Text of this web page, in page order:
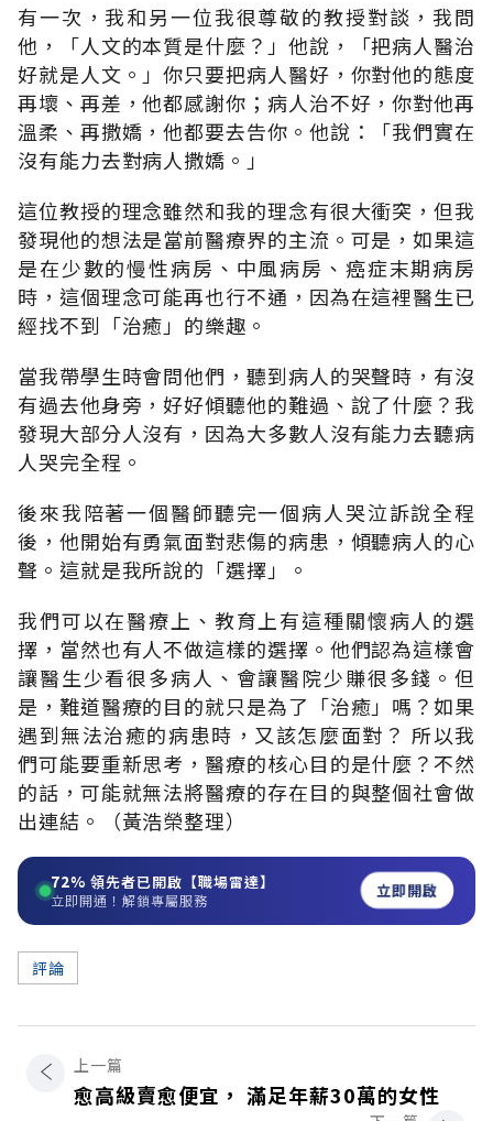
有一次，我和另一位我很尊敬的教授對談，我問
他，「人文的本質是什麼？」他說，「把病人醫治
好就是人文。」你只要把病人醫好，你對他的態度
再壞、再差，他都感謝你；病人治不好，你對他再
溫柔、再撒嬌，他都要去告你。他說：「我們實在
沒有能力去對病人撒嬌。」
這位教授的理念雖然和我的理念有很大衝突，但我
發現他的想法是當前醫療界的主流。可是，如果這
是在少數的慢性病房、中風病房、癌症末期病房
時，這個理念可能再也行不通，因為在這裡醫生已
經找不到「治癒」的樂趣。
當我帶學生時會問他們，聽到病人的哭聲時，有沒
有過去他身旁，好好傾聽他的難過、說了什麼？我
發現大部分人沒有，因為大多數人沒有能力去聽病
人哭完全程。
後來我陪著一個醫師聽完一個病人哭泣訴說全程
後，他開始有勇氣面對悲傷的病患，傾聽病人的心
聲。這就是我所說的「選擇」。
我們可以在醫療上、教育上有這種關懷病人的選
擇，當然也有人不做這樣的選擇。他們認為這樣會
讓醫生少看很多病人、會讓醫院少賺很多錢。但
是，難道醫療的目的就只是為了「治癒」嗎？如果
遇到無法治癒的病患時，又該怎麼面對？ 所以我
們可能要重新思考，醫療的核心目的是什麼？不然
的話，可能就無法將醫療的存在目的與整個社會做
出連結。（黃浩榮整理）
72% 領先者已開啟【職場雷達】
立即開通！解鎖專屬服務 立即開啟
評論
上一篇
愈高級賣愈便宜， 滿足年薪30萬的女性